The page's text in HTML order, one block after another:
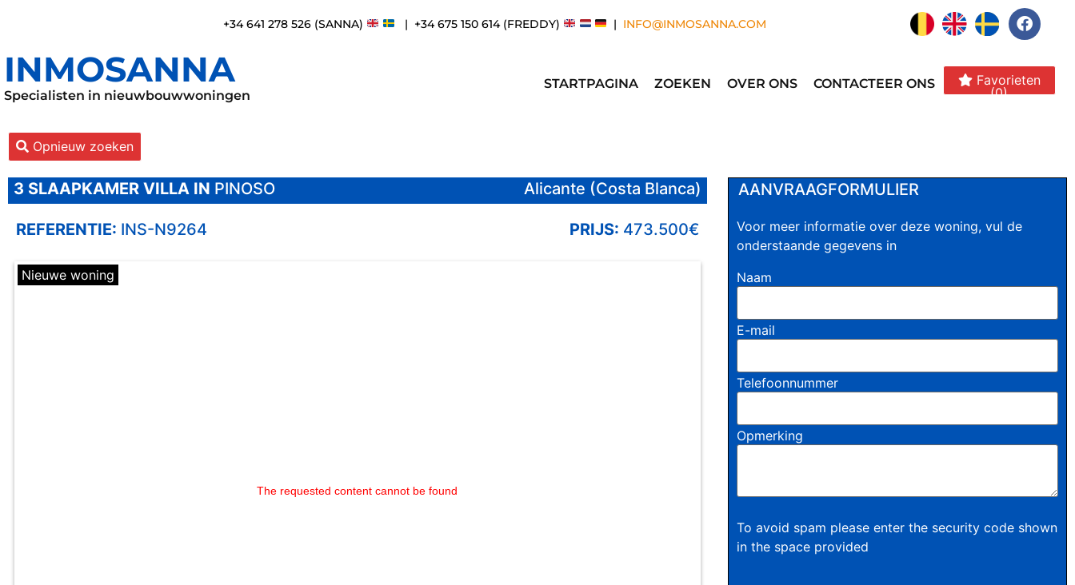
+34 641 278 526 (SANNA) | +34 675 150 614 (FREDDY) | INFO@INMOSANNA.COM
INMOSANNA
Specialisten in nieuwbouwwoningen
STARTPAGINA ZOEKEN OVER ONS CONTACTEER ONS
Favorieten
(0)
Opnieuw zoeken
3 SLAAPKAMER VILLA IN PINOSO Alicante (Costa Blanca)
REFERENTIE: INS-N9264 PRIJS: 473.500€
Nieuwe woning
The requested content cannot be found
AANVRAAGFORMULIER
Voor meer informatie over deze woning, vul de
onderstaande gegevens in
Naam
E-mail
Telefoonnummer
Opmerking
To avoid spam please enter the security code shown
in the space provided